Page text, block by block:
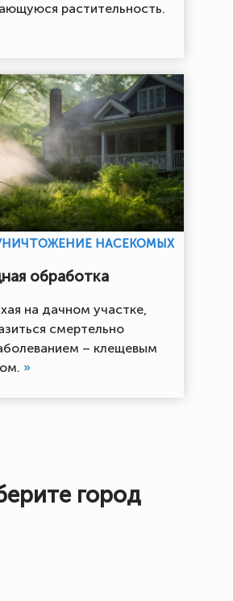
растительность.
НАСЕКОМЫХ
обработка
на дачном участке,
смертельно
– клещевым
»
город